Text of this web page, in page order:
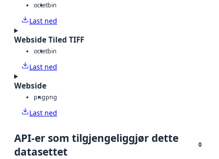
octetbin
Last ned
Webside Tiled TIFF
octetbin
Last ned
Webside
pngpng
Last ned
API-er som tilgjengeliggjør dette
datasettet
0